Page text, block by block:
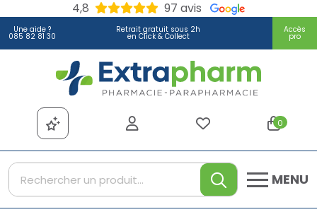
4,8 97 avis
Une aide ?
085 82 81 30
Retrait gratuit sous 2h
en Click & Collect
Accès
pro
Extrapharm Votre
0
MENU